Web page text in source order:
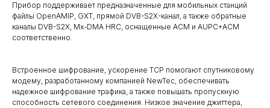
Прибор поддерживает предназначенные для мобильных станций
файлы OpenAMIP, GXT, прямой DVB-S2X-канал, а также обратные
каналы DVB-S2X, Mx-DMA HRC, оснащенные ACM и AUPC+ACM
соответственно.
Встроенное шифрование, ускорение TCP помогают спутниковому
модему, разработанному компанией NewTec, обеспечивать
надежное шифрование трафика, а также повышать пропускную
способность сетевого соединения. Низкое значение джиттера,